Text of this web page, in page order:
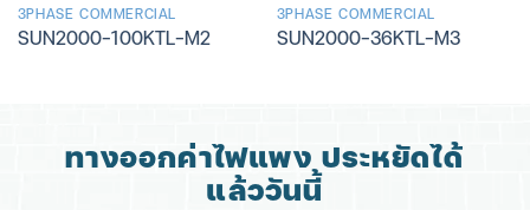
3PHASE COMMERCIAL
SUN2000-100KTL-M2
3PHASE COMMERCIAL
SUN2000-36KTL-M3
ทางออกค่าไฟแพง ประหยัดได้
แล้ววันนี้